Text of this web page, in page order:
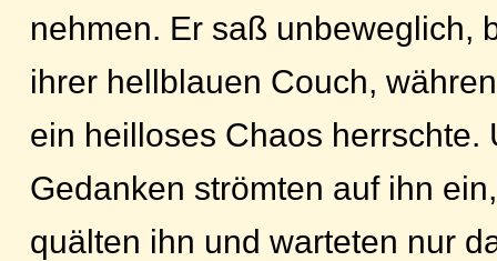
nehmen. Er saß unbeweglich,
ihrer hellblauen Couch,
ein heilloses Chaos herrschte.
Gedanken strömten auf ihn
quälten ihn und warteten nur